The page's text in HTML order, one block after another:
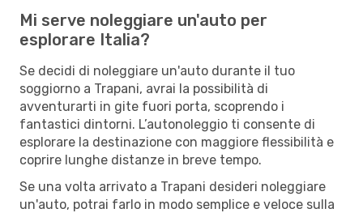
Mi serve noleggiare un'auto per
esplorare Italia?
Se decidi di noleggiare un'auto durante il tuo
soggiorno a Trapani, avrai la possibilità di
avventurarti in gite fuori porta, scoprendo i
fantastici dintorni. L’autonoleggio ti consente di
esplorare la destinazione con maggiore flessibilità e
coprire lunghe distanze in breve tempo.
Se una volta arrivato a Trapani desideri noleggiare
un'auto, potrai farlo in modo semplice e veloce sulla